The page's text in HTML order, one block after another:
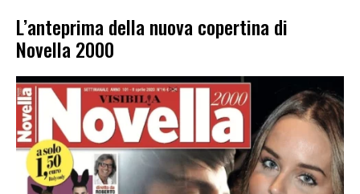
L’anteprima della nuova copertina di
Novella 2000